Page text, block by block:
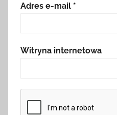
Adres e-mail *
Witryna internetowa